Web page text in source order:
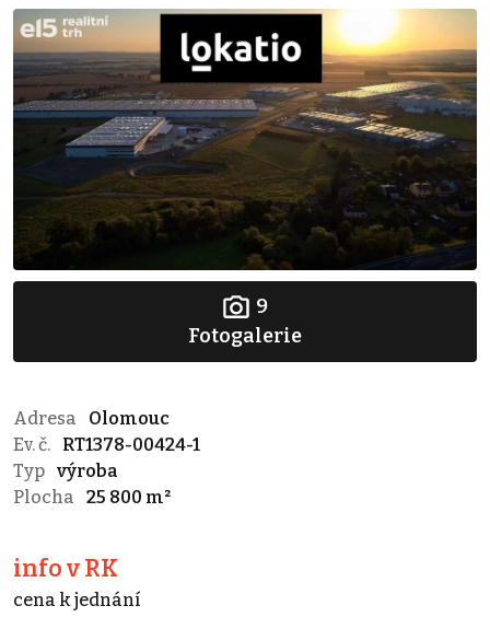
9
Fotogalerie
Adresa
Olomouc
Ev. č.
RT1378-00424-1
Typ výroba
Plocha
25 800 m²
info v RK
cena k jednání